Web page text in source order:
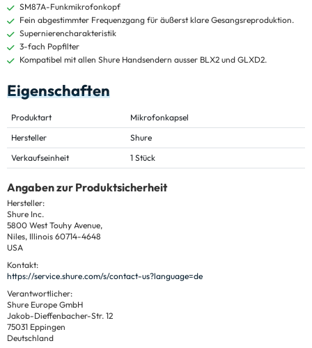
SM87A-Funkmikrofonkopf
Fein abgestimmter Frequenzgang für äußerst klare Gesangsreproduktion.
Supernierencharakteristik
3-fach Popfilter
Kompatibel mit allen Shure Handsendern ausser BLX2 und GLXD2.
Eigenschaften
Produktart
Mikrofonkapsel
Hersteller
Shure
Verkaufseinheit
1 Stück
Angaben zur Produktsicherheit
Hersteller:
Shure Inc.
5800 West Touhy Avenue,
Niles, Illinois 60714-4648
USA
Kontakt:
https://service.shure.com/s/contact-us?language=de
Verantwortlicher:
Shure Europe GmbH
Jakob-Dieffenbacher-Str. 12
75031 Eppingen
Deutschland